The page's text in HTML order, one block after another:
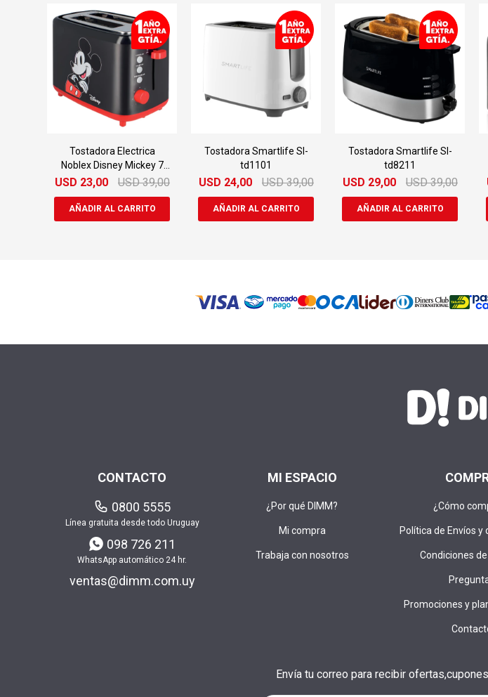
Tostadora Electrica
Noblex Disney Mickey 7
Niveles
USD 23,00 USD 39,00
Tostadora Smartlife Sl-
td1101
USD 24,00 USD 39,00
Tostadora Smartlife Sl-
td8211
USD 29,00 USD 39,00
MI ESPACIO
¿Por qué DIMM?
Mi compra
Trabaja con nosotros
¿Cómo
Política de Envíos y
Condiciones
Promociones y
CONTACTO
0800 5555
Línea gratuita desde todo Uruguay
098 726 211
WhatsApp automático 24 hr.
ventas@dimm.com.uy
Envía tu correo para recibir